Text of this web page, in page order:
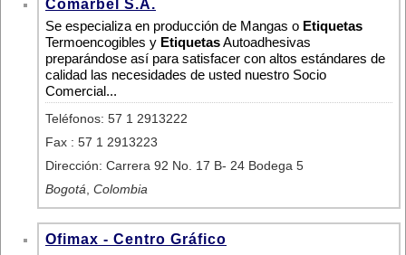
Comarbel S.A.
Se especializa en producción de Mangas o Etiquetas
Termoencogibles y EtiquetasAutoadhesivas
preparándose así­ para satisfacer con altos estándares de
calidad las necesidades de usted nuestro Socio
Comercial...
Teléfonos: 57 1 2913222
Fax : 57 1 2913223
Dirección: Carrera 92 No. 17 B- 24 Bodega 5
Bogotá Colombia
Ofimax - Centro Gráfico